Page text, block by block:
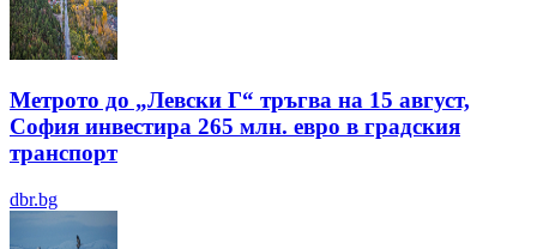
Метрото до „Левски Г“ тръгва на 15 август,
София инвестира 265 млн. евро в градския
транспорт
dbr.bg